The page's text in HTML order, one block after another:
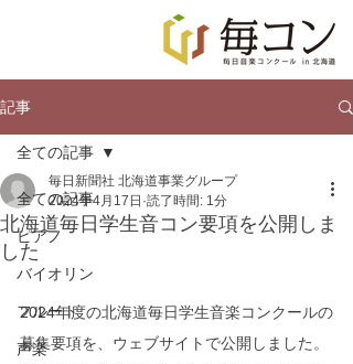
記事
全ての記事
ピアノ
バイオリン
フルート
声楽
全ての記事
北海道毎日学生音コン要項を公開しま
した
毎日新聞社 北海道事業グループ
2024年4月17日 読了時間: 1分
2024年度の北海道毎日学生音楽コンクールの
募集要項を、ウェブサイトで公開しました。